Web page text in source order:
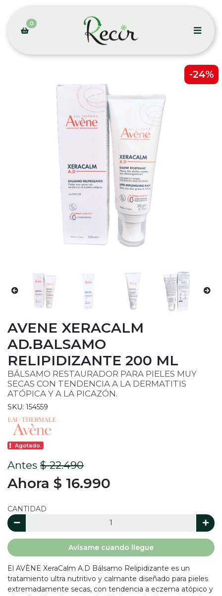
0
-24%
AVENE XERACALM
AD.BALSAMO
RELIPIDIZANTE 200 ML
BÁLSAMO RESTAURADOR PARA PIELES MUY
SECAS CON TENDENCIA A LA DERMATITIS
ATÓPICA Y A LA PICAZÓN.
SKU: 154559
Agotado.
Antes $ 22.490
Ahora $ 16.990
CANTIDAD
Avísame cuando llegue
El AVÈNE XeraCalm A.D Bálsamo Relipidizante es un
tratamiento ultra nutritivo y calmante diseñado para pieles
extremadamente secas, con tendencia a eczema atópico y